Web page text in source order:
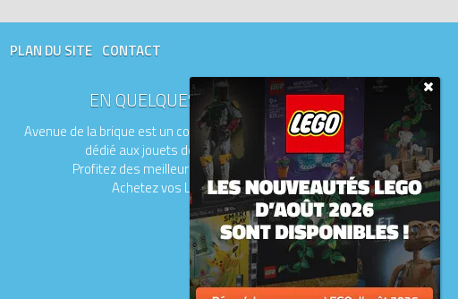
PLAN DU SITE CONTACT
EN QUELQUES MOTS
Avenue de la brique est un comparateur de prix
dédié aux jouets de la marque LEGO.
Profitez des meilleurs prix du moment.
Achetez vos LEGO moins chers.